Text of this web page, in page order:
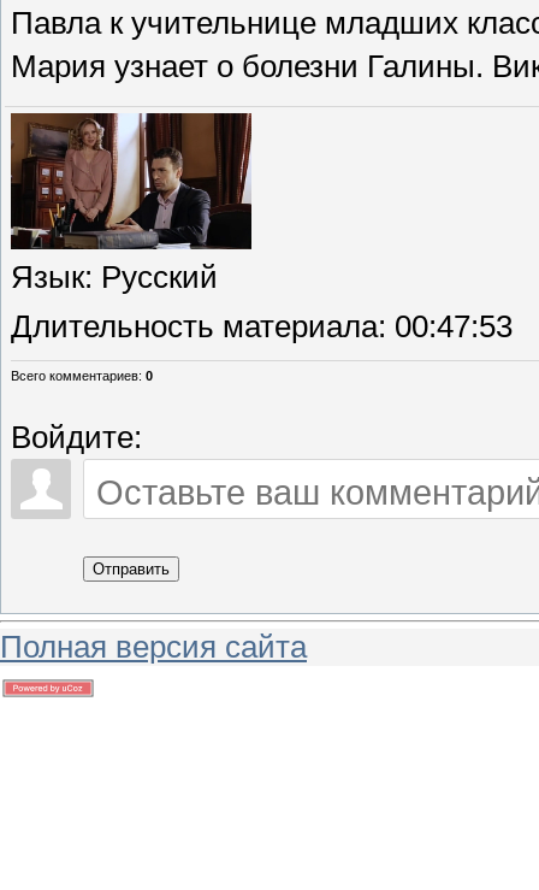
Павла к учительнице младших
Мария узнает о болезни Галины.
Язык: Русский
Длительность материала: 00:47:53
Всего комментариев: 0
Войдите:
Отправить
Полная версия сайта